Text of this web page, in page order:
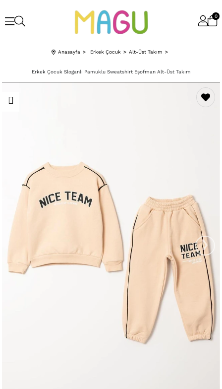
0
Anasayfa Erkek Çocuk Alt-Üst Takım
Erkek Çocuk Sloganlı Pamuklu Sweatshirt Eşofman Alt-Üst Takım
›